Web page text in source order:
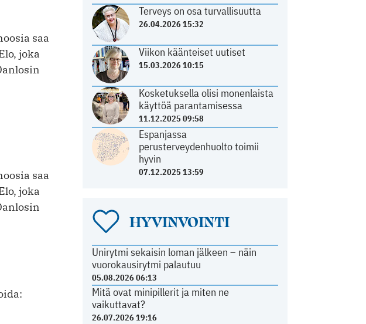
saa
joka
saa
joka
Terveys on osa turvallisuutta
26.04.2026 15:32
Viikon käänteiset uutiset
15.03.2026 10:15
Kosketuksella olisi monenlaista
käyttöä parantamisessa
11.12.2025 09:58
Espanjassa
perusterveydenhuolto toimii
hyvin
07.12.2025 13:59
HYVINVOINTI
Unirytmi sekaisin loman jälkeen – näin
vuorokausirytmi palautuu
05.08.2026 06:13
Mitä ovat minipillerit ja miten ne
vaikuttavat?
26.07.2026 19:16